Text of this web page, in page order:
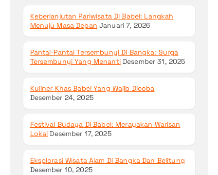
Keberlanjutan Pariwisata Di Babel: Langkah
Menuju Masa Depan Januari 7, 2026
Pantai-Pantai Tersembunyi Di Bangka: Surga
Tersembunyi Yang Menanti Desember 31, 2025
Kuliner Khas Babel Yang Wajib Dicoba
Desember 24, 2025
Festival Budaya Di Babel: Merayakan Warisan
Lokal Desember 17, 2025
Eksplorasi Wisata Alam Di Bangka Dan Belitung
Desember 10, 2025